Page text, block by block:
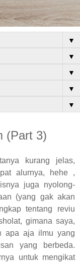
▼
▼
▼
▼
▼
(Part 3)
kurang jelas,
alurnya, hehe ,
juga nyolong-
(yang gak akan
tentang reviu
gimana saya,
apa aja ilmu yang
yang berbeda.
untuk mengikat